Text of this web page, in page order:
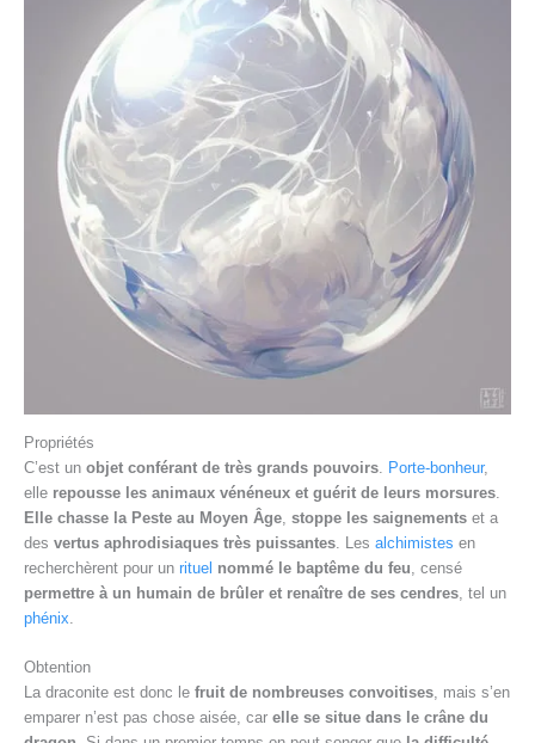
Propriétés
C’est un objet conférant de très grands pouvoirs Porte-bonheur,
elle repousse les animaux vénéneux et guérit de leurs morsures
Elle chasse la Peste au Moyen Âge stoppe les saignements et a
des vertus aphrodisiaques très puissantes . Les alchimistes en
recherchèrent pour un rituel nommé le baptême du feu , censé
permettre à un humain de brûler et renaître de ses cendres , tel un
phénix
Obtention
La draconite est donc le fruit de nombreuses convoitises , mais s’en
emparer n’est pas chose aisée, car elle se situe dans le crâne du